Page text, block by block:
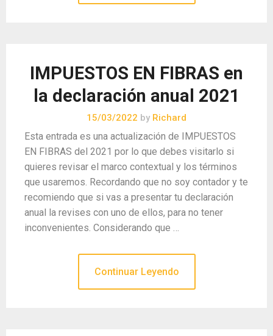
IMPUESTOS EN FIBRAS en
la declaración anual 2021
15/03/2022 by Richard
Esta entrada es una actualización de IMPUESTOS
EN FIBRAS del 2021 por lo que debes visitarlo si
quieres revisar el marco contextual y los términos
que usaremos. Recordando que no soy contador y te
recomiendo que si vas a presentar tu declaración
anual la revises con uno de ellos, para no tener
inconvenientes. Considerando que …
Continuar Leyendo